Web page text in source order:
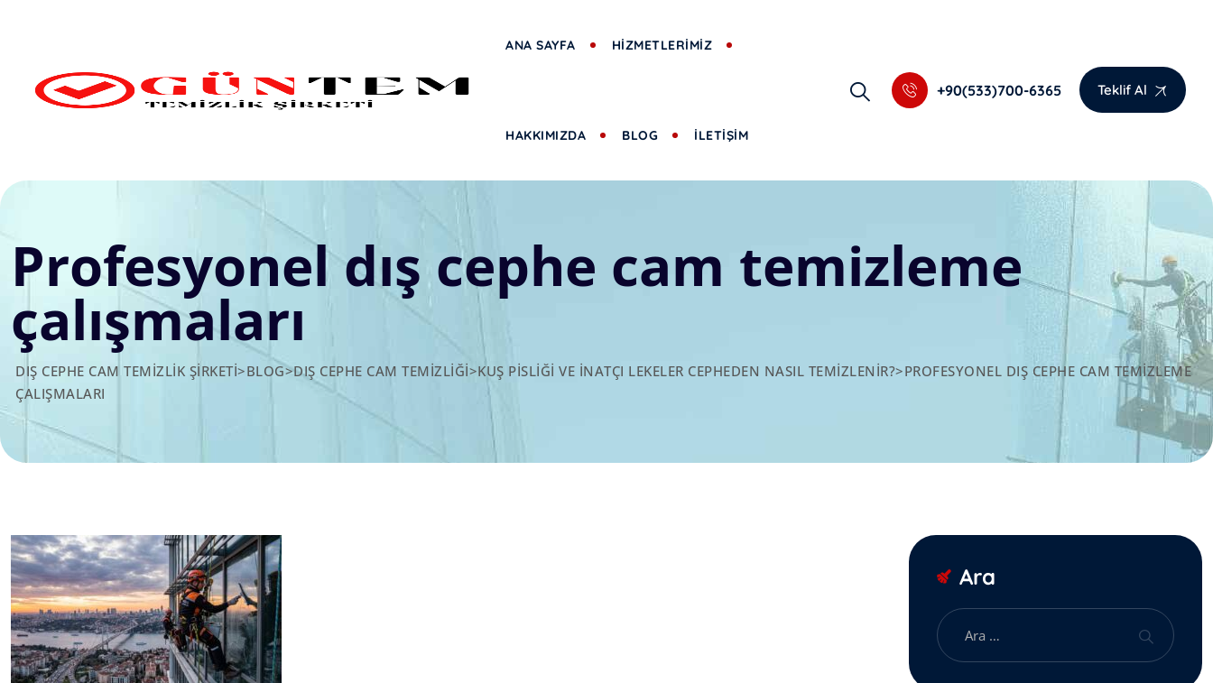
ANA SAYFA HİZMETLERİMİZ
HAKKIMIZDA BLOG İLETİŞİM
+90(533)700-6365 Teklif Al
Profesyonel dış cephe cam temizleme
çalışmaları
DIŞ CEPHE CAM TEMIZLIK ŞIRKETI>BLOG>DIŞ CEPHE CAM TEMIZLIĞI>KUŞ PISLIĞI VE İNATÇI LEKELER CEPHEDEN NASIL TEMIZLENIR?>PROFESYONEL DIŞ CEPHE CAM TEMIZLEME
ÇALIŞMALARI
Ara